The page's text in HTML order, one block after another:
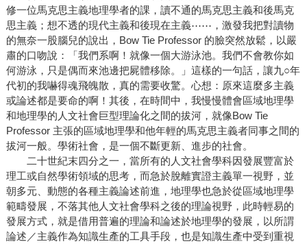
修一位馬克思主義地理學者的課，讀不通的馬克思主義和後馬克
思主義；想不透的現代主義和後現在主義⋯⋯，激發我把對讀物
的無奈一股腦兒的說出，Bow Tie Professor 的臉突然放鬆，以嚴
肅的口吻說：「我們系啊！就像一個大游泳池。我們不會教你如
何游泳，只是偶而來池邊把屍體移除。」這樣的一句話，讓九○年
代初的我嚇得魂飛魄散，真的需要收驚。心想：原來這麼多主義
或論述都是要命的啊！其後，在時間中，我慢慢體會區域地理學
和地理學的人文社會巨型理論化之間的拔河，就像Bow Tie
Professor 主張的區域地理學和他年輕的馬克思主義者同事之間的
拔河一般。學術社會，是一個不斷更新、進步的社會。
二十世紀末四分之一，當所有的人文社會學科因發展豐富於
理工或自然學術領域的思考，而急於脫離實證主義單一視野，並
朝多元、動態的各種主義論述前進，地理學也急於從區域地理學
範疇發展，不落其他人文社會學科之後的理論視野，此時輕易的
發展方式，就是借用普遍的理論和論述於地理學的發展，以所謂
論述／主義作為知識生產的工具手段，也是知識生產中受到重視